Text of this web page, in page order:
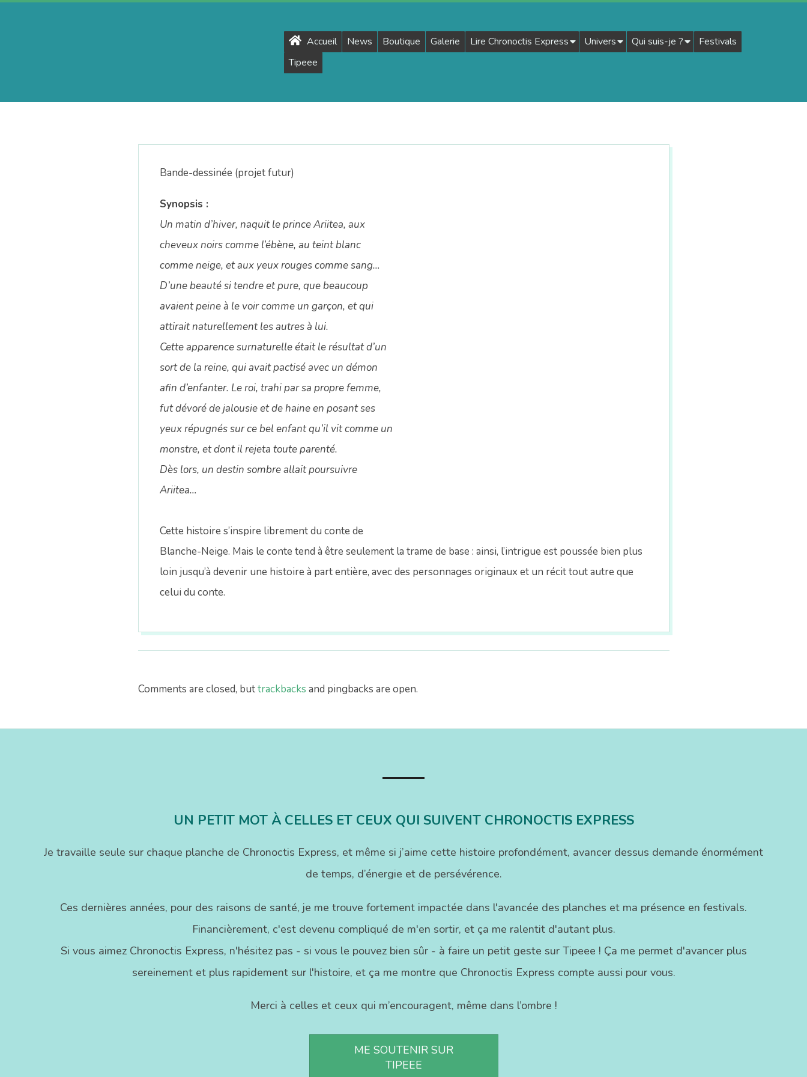
A
Primary
Accueil News Boutique Galerie Lire Chronoctis Express Univers Qui suis-je ?
Festivals
Tipeee
Bande-dessinée (projet futur)
Synopsis :
Un matin d’hiver, naquit le prince Ariitea, aux
cheveux noirs comme l’ébène, au teint blanc
comme neige, et aux yeux rouges comme sang…
D’une beauté si tendre et pure, que beaucoup
avaient peine à le voir comme un garçon, et qui
attirait naturellement les autres à lui.
Cette apparence surnaturelle était le résultat d’un
sort de la reine, qui avait pactisé avec un démon
afin d’enfanter. Le roi, trahi par sa propre femme,
fut dévoré de jalousie et de haine en posant ses
yeux répugnés sur ce bel enfant qu’il vit comme un
monstre, et dont il rejeta toute parenté.
Dès lors, un destin sombre allait poursuivre
Ariitea…
Cette histoire s’inspire librement du conte de
Blanche-Neige. Mais le conte tend à être seulement la trame de base : ainsi, l’intrigue est poussée bien plus
loin jusqu’à devenir une histoire à part entière, avec des personnages originaux et un récit tout autre que
celui du conte.
03
Comments are closed, buttrackbacks and pingbacks are open.
UN PETIT MOT À CELLES ET CEUX QUI SUIVENT CHRONOCTIS EXPRESS
Je travaille seule sur chaque planche de Chronoctis Express, et même si j’aime cette histoire profondément, avancer dessus demande énormément
de temps, d’énergie et de persévérence.
Ces dernières années, pour des raisons de santé, je me trouve fortement impactée dans l'avancée des planches et ma présence en festivals.
Financièrement, c'est devenu compliqué de m'en sortir, et ça me ralentit d'autant plus.
Si vous aimez Chronoctis Express, n'hésitez pas - si vous le pouvez bien sûr - à faire un petit geste sur Tipeee ! Ça me permet d'avancer plus
sereinement et plus rapidement sur l'histoire, et ça me montre que Chronoctis Express compte aussi pour vous.
Merci à celles et ceux qui m’encouragent, même dans l’ombre !
ME SOUTENIR SUR
TIPEEE